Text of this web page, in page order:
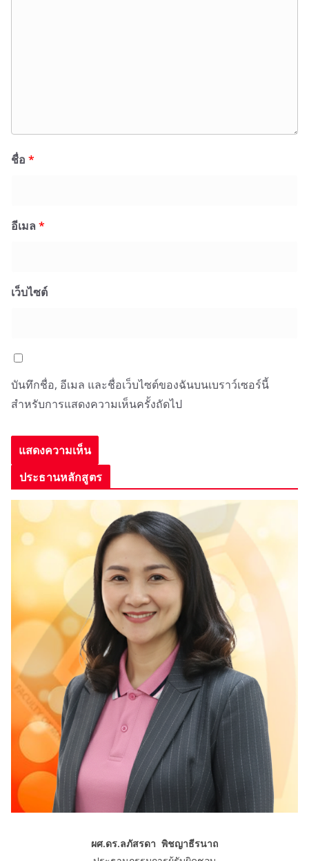
ชื่อ *
อีเมล *
เว็บไซต์
บันทึกชื่อ, อีเมล และชื่อเว็บไซต์ของฉันบนเบราว์เซอร์นี้
สำหรับการแสดงความเห็นครั้งถัดไป
ประธานหลักสูตร
ผศ.ดร.ลภัสรดา พิชญาธีรนาถ